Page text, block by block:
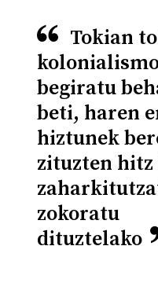
Tokian
begiratu
beti, haren
hiztunek
zituzten
zokoratu
dituztelako